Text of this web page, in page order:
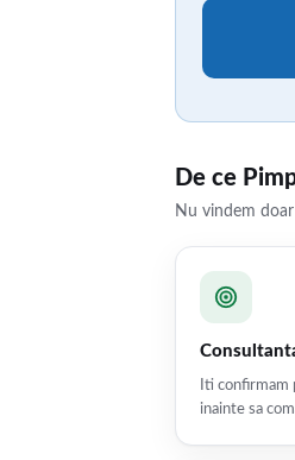
De ce
Nu vindem
Iti confirmam
inainte sa